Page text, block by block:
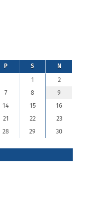
P S N
1
2
7 8
9
14 15
16
21 22
23
28 29
30